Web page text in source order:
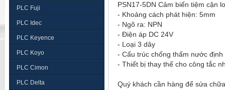
PLC Fuji
PLC Idec
PLC Keyence
PLC Koyo
PLC Cimon
PLC Delta
PSN17-5DN Cảm biến tiệm cận
- Khoảng cách phát hiện: 5mm
- Ngõ ra: NPN
- Điện áp DC 24V
- Loại 3 dây
- Cấu trúc chống thấm nước
- Thiết bị thay thế cho công tắc
Quý khách cần hàng để sửa